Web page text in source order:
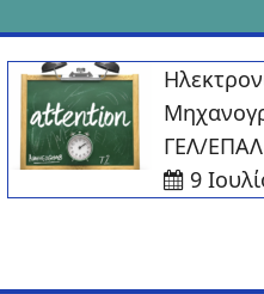
ΓΕΛ/ΕΠΑΛ
9